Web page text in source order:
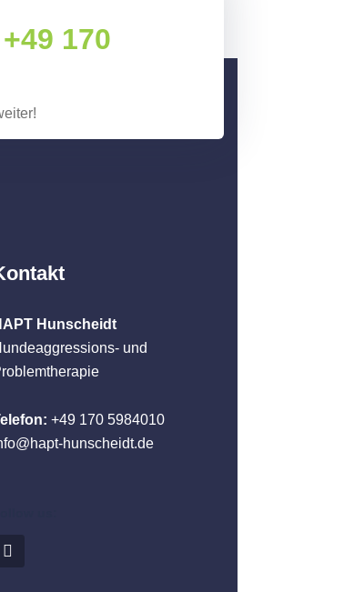
+49 170
Hunscheidt
und
+49 170 5984010
hunscheidt.de